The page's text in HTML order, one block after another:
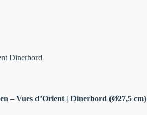
Dinerbord
– Vues d’Orient | Dinerbord (Ø27,5 cm)